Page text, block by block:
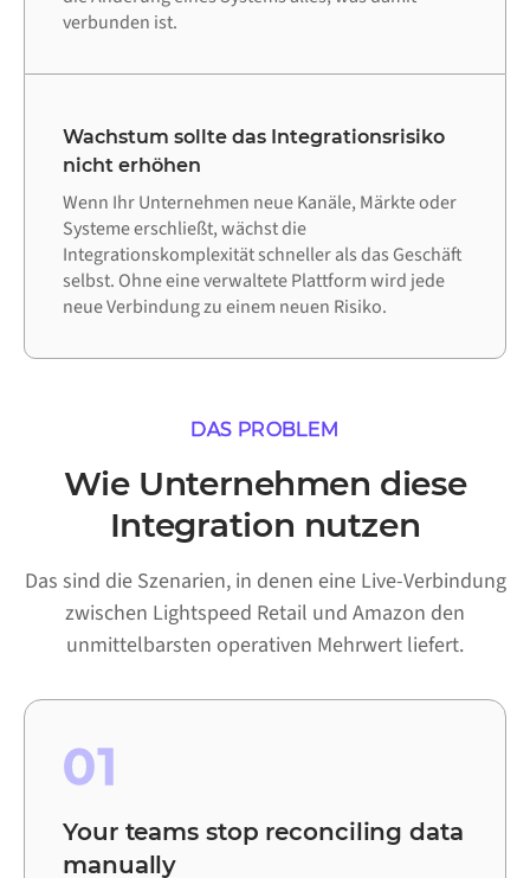
verbunden ist.
Wachstum sollte das Integrationsrisiko
nicht erhöhen
Wenn Ihr Unternehmen neue Kanäle, Märkte oder
Systeme erschließt, wächst die
Integrationskomplexität schneller als das Geschäft
selbst. Ohne eine verwaltete Plattform wird jede
neue Verbindung zu einem neuen Risiko.
DAS PROBLEM
Wie Unternehmen diese
Integration nutzen
Das sind die Szenarien, in denen eine Live-Verbindung
zwischen Lightspeed Retail und Amazon den
unmittelbarsten operativen Mehrwert liefert.
01
Your teams stop reconciling data
manually